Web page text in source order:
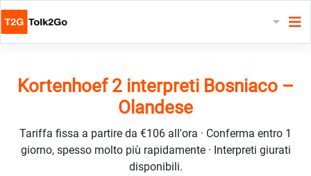
Kortenhoef 2 interpreti Bosniaco –
Olandese
Tariffa fissa a partire da €106 all'ora · Conferma entro 1
giorno, spesso molto più rapidamente · Interpreti giurati
disponibili.